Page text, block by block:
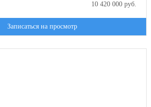
10 420 000 руб.
Записаться на просмотр